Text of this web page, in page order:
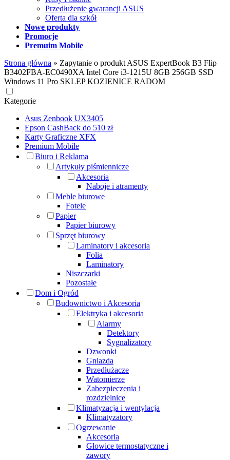
Przedłużenie gwarancji ASUS
Oferta dla szkół
Nowe produkty
Promocje
Premuim Mobile
Strona główna » Zapytanie o produkt ASUS ExpertBook B3 Flip
B3402FBA-EC0490XA Intel Core i3-1215U 8GB 256GB SSD
Windows 11 Pro SKLEP KOZIENICE RADOM
Kategorie
Asus Zenbook UX3405
Epson CashBack do 510 zł
Karty Graficzne XFX
Premium Mobile
Biuro i Reklama
Artykuły piśmiennicze
Akcesoria
Naboje i atramenty
Meble biurowe
Fotele
Papier
Papier biurowy
Sprzęt biurowy
Laminatory i akcesoria
Folia
Laminatory
Niszczarki
Pozostałe
Dom i Ogród
Budownictwo i Akcesoria
Elektryka i akcesoria
Alarmy
Detektory
Sygnalizatory
Dzwonki
Gniazda
Przedłużacze
Watomierze
Zabezpieczenia i
rozdzielnice
Klimatyzacja i wentylacja
Klimatyzatory
Ogrzewanie
Akcesoria
Głowice termostatyczne i
zawory